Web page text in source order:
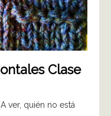
A ver, quién no está